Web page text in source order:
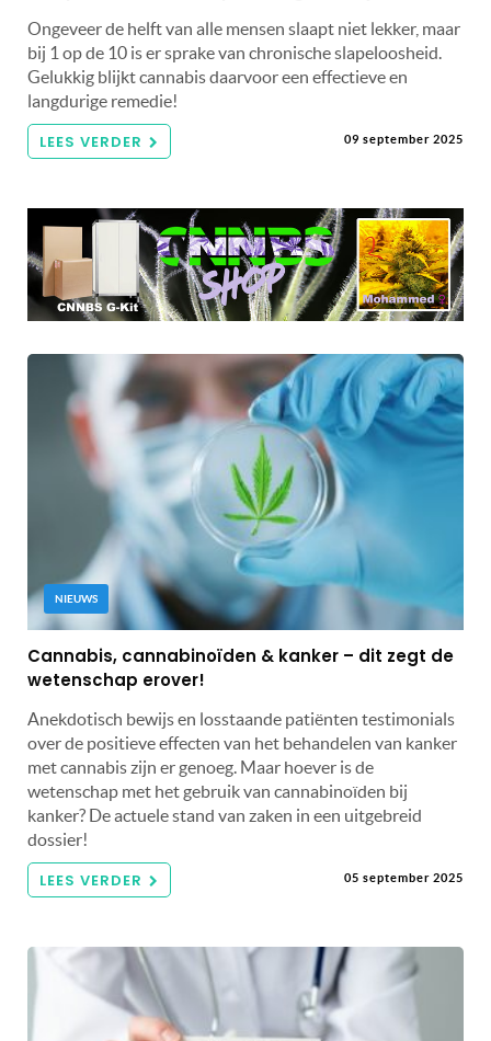
Ongeveer de helft van alle mensen slaapt niet lekker, maar
bij 1 op de 10 is er sprake van chronische slapeloosheid.
Gelukkig blijkt cannabis daarvoor een effectieve en
langdurige remedie!
LEES VERDER 09 september 2025
NIEUWS
Cannabis, cannabinoïden & kanker – dit zegt de
wetenschap erover!
Anekdotisch bewijs en losstaande patiënten testimonials
over de positieve effecten van het behandelen van kanker
met cannabis zijn er genoeg. Maar hoever is de
wetenschap met het gebruik van cannabinoïden bij
kanker? De actuele stand van zaken in een uitgebreid
dossier!
LEES VERDER 05 september 2025